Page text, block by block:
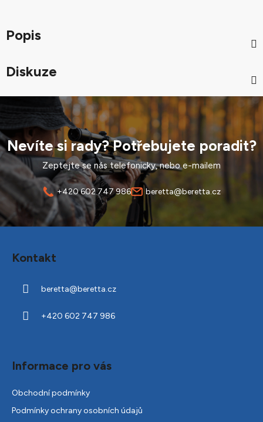
Popis
Diskuze
Nevíte si rady? Potřebujete poradit?
Zeptejte se nás telefonicky, nebo e-mailem
+420 602 747 986 beretta@beretta.cz
Kontakt
beretta@beretta.cz
+420 602 747 986
Informace pro vás
Obchodní podmínky
Podmínky ochrany osobních údajů